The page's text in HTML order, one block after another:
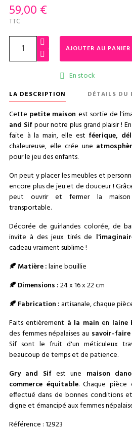
59,00 €
TTC
AJOUTER AU PANIER
 En stock
LA DESCRIPTION DÉTAILS DU
Cette petite maison est sortie de
and Sifpour notre plus grand plaisir ! En
faite à la main, elle est féerique,
chaleureuse, elle crée une
pour le jeu des enfants.
On peut y placer les meubles et
encore plus de jeu et de douceur !
peut ouvrir et fermer la
transportable.
Décorée de guirlandes colorée, de
invite à des jeux tirés de
cadeau vraiment sublime !
🍂 Matière :laine bouillie
🍂 Dimensions :24 x 16 x 22 cm
🍂 Fabrication : artisanale, chaque
Faits entièrement à la main en laine
des femmes népalaises au savoir-
Sif sont le fruit d'un méticuleux
beaucoup de temps et de patience.
Gry and Sifest une maison
commerce équitable. Chaque
effectué dans de bonnes conditions
digne et émancipé aux femmes
Référence : 12923